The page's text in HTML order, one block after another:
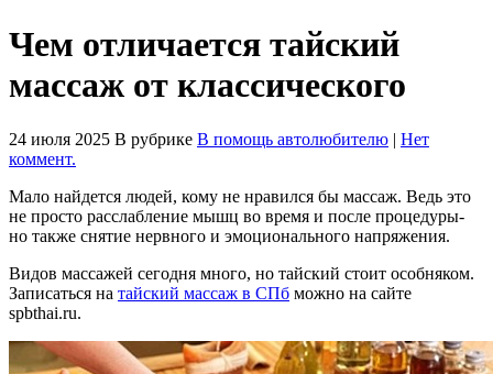
Чем отличается тайский
массаж от классического
24 июля 2025 В рубрике В помощь автолюбителю | Нет
коммент.
Мало найдется людей, кому не нравился бы массаж. Ведь это
не просто расслабление мышц во время и после процедуры-
но также снятие нервного и эмоционального напряжения.
Видов массажей сегодня много, но тайский стоит особняком.
Записаться на тайский массаж в СПб можно на сайте
spbthai.ru.